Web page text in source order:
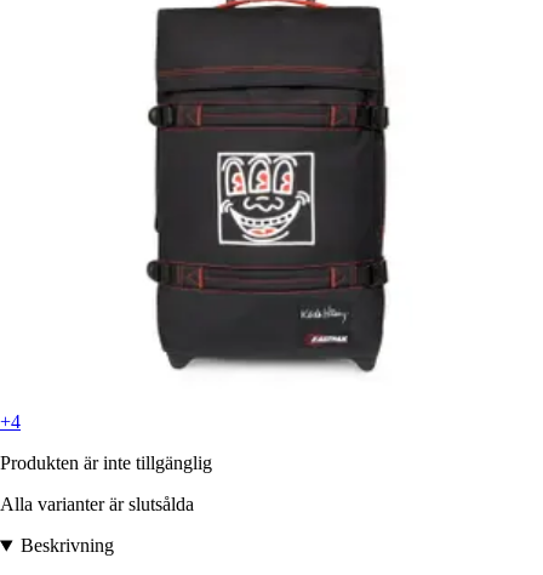
+4
Produkten är inte tillgänglig
Alla varianter är slutsålda
Beskrivning